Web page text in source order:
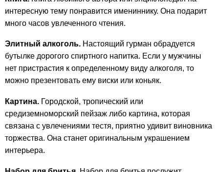
интересную тему понравится имениннику. Она подарит
много часов увлеченного чтения.
Элитный алкоголь. Настоящий гурман обрадуется
бутылке дорогого спиртного напитка. Если у мужчины
нет пристрастия к определенному виду алкоголя, то
можно презентовать ему виски или коньяк.
Картина. Городской, тропический или
средиземноморский пейзаж либо картина, которая
связана с увлечениями тестя, приятно удивит виновника
торжества. Она станет оригинальным украшением
интерьера.